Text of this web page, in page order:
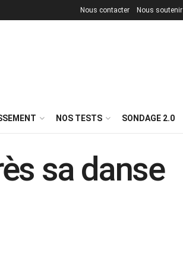
Nous contacter Nous soutenir
NOS TESTS SONDAGE 2.0
sa danse